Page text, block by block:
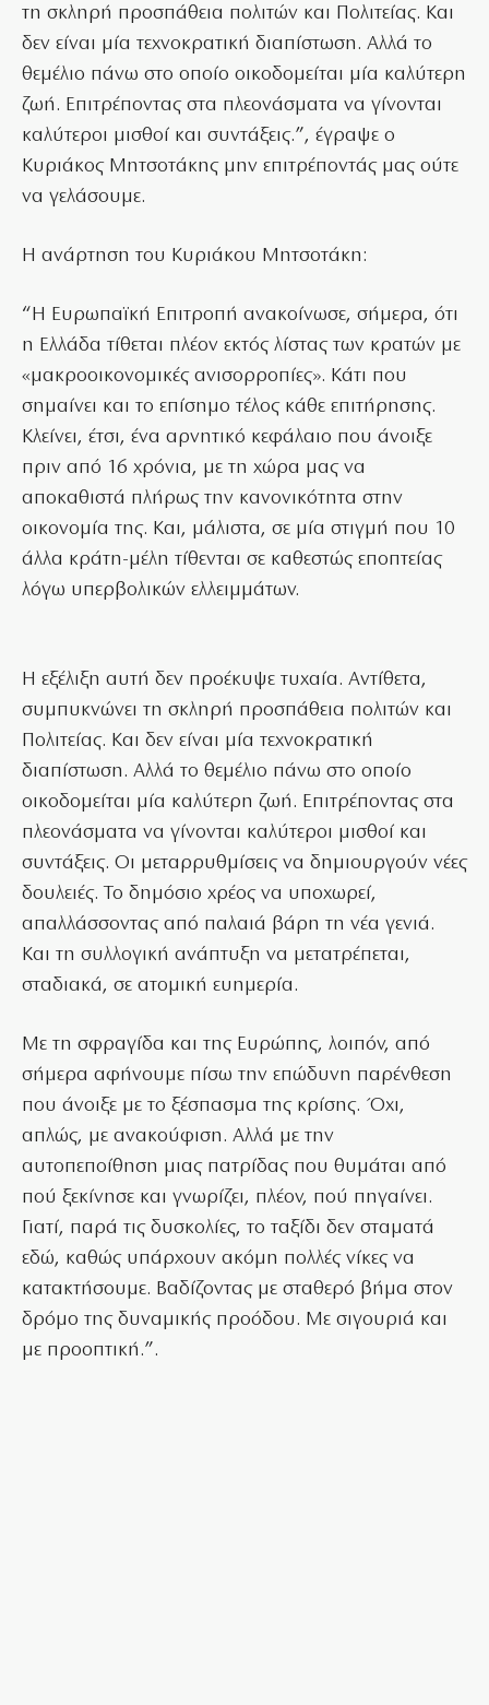
τη σκληρή προσπάθεια πολιτών και Πολιτείας. Και
δεν είναι μία τεχνοκρατική διαπίστωση. Αλλά το
θεμέλιο πάνω στο οποίο οικοδομείται μία καλύτερη
ζωή. Επιτρέποντας στα πλεονάσματα να γίνονται
καλύτεροι μισθοί και συντάξεις.”, έγραψε ο
Κυριάκος Μητσοτάκης μην επιτρέποντάς μας ούτε
να γελάσουμε.
Η ανάρτηση του Κυριάκου Μητσοτάκη:
“Η Ευρωπαϊκή Επιτροπή ανακοίνωσε, σήμερα, ότι
η Ελλάδα τίθεται πλέον εκτός λίστας των κρατών με
«μακροοικονομικές ανισορροπίες». Κάτι που
σημαίνει και το επίσημο τέλος κάθε επιτήρησης.
Κλείνει, έτσι, ένα αρνητικό κεφάλαιο που άνοιξε
πριν από 16 χρόνια, με τη χώρα μας να
αποκαθιστά πλήρως την κανονικότητα στην
οικονομία της. Και, μάλιστα, σε μία στιγμή που 10
άλλα κράτη-μέλη τίθενται σε καθεστώς εποπτείας
λόγω υπερβολικών ελλειμμάτων.
Η εξέλιξη αυτή δεν προέκυψε τυχαία. Αντίθετα,
συμπυκνώνει τη σκληρή προσπάθεια πολιτών και
Πολιτείας. Και δεν είναι μία τεχνοκρατική
διαπίστωση. Αλλά το θεμέλιο πάνω στο οποίο
οικοδομείται μία καλύτερη ζωή. Επιτρέποντας στα
πλεονάσματα να γίνονται καλύτεροι μισθοί και
συντάξεις. Οι μεταρρυθμίσεις να δημιουργούν νέες
δουλειές. Το δημόσιο χρέος να υποχωρεί,
απαλλάσσοντας από παλαιά βάρη τη νέα γενιά.
Και τη συλλογική ανάπτυξη να μετατρέπεται,
σταδιακά, σε ατομική ευημερία.
Με τη σφραγίδα και της Ευρώπης, λοιπόν, από
σήμερα αφήνουμε πίσω την επώδυνη παρένθεση
που άνοιξε με το ξέσπασμα της κρίσης. Όχι,
απλώς, με ανακούφιση. Αλλά με την
αυτοπεποίθηση μιας πατρίδας που θυμάται από
πού ξεκίνησε και γνωρίζει, πλέον, πού πηγαίνει.
Γιατί, παρά τις δυσκολίες, το ταξίδι δεν σταματά
εδώ, καθώς υπάρχουν ακόμη πολλές νίκες να
κατακτήσουμε. Βαδίζοντας με σταθερό βήμα στον
δρόμο της δυναμικής προόδου. Με σιγουριά και
με προοπτική.”.